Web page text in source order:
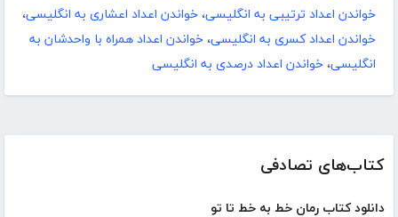
کتاب‌های تصادفی
دانلود کتاب رمان خط به خط تا تو
خواندن اعداد ترتیبی به انگلیسی، خواندن اعداد اعشاری به انگلیسی،
خواندن اعداد کسری به انگلیسی، خواندن اعداد همراه با واحدشان به
انگلیسی، خواندن اعداد درصدی به انگلیسی